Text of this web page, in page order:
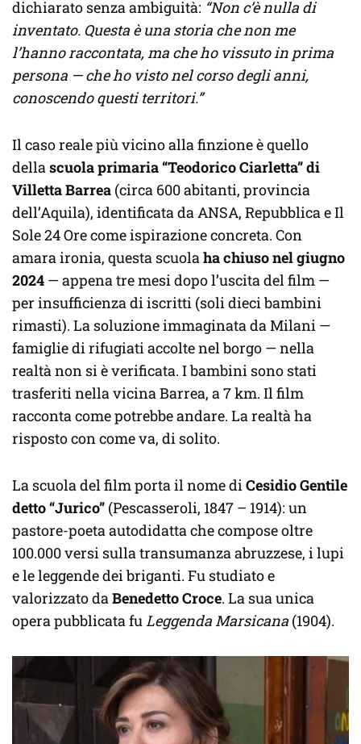
dichiarato senza ambiguità: “Non c’è nulla di
inventato. Questa è una storia che non me
l’hanno raccontata, ma che ho vissuto in prima
persona — che ho visto nel corso degli anni,
conoscendo questi territori.”
Il caso reale più vicino alla finzione è quello
dellascuola primaria “Teodorico Ciarletta” di
Villetta Barrea (circa 600 abitanti, provincia
dell’Aquila), identificata da ANSA, Repubblica e Il
Sole 24 Ore come ispirazione concreta. Con
amara ironia, questa scuolaha chiuso nel giugno
2024 — appena tre mesi dopo l’uscita del film —
per insufficienza di iscritti (soli dieci bambini
rimasti). La soluzione immaginata da Milani —
famiglie di rifugiati accolte nel borgo — nella
realtà non si è verificata. I bambini sono stati
trasferiti nella vicina Barrea, a 7 km. Il film
racconta come potrebbe andare. La realtà ha
risposto con come va, di solito.
La scuola del film porta il nome diCesidio Gentile
detto “Jurico” (Pescasseroli, 1847 – 1914): un
pastore-poeta autodidatta che compose oltre
100.000 versi sulla transumanza abruzzese, i lupi
e le leggende dei briganti. Fu studiato e
valorizzato daBenedetto Croce. La sua unica
opera pubblicata fuLeggenda Marsicana (1904).